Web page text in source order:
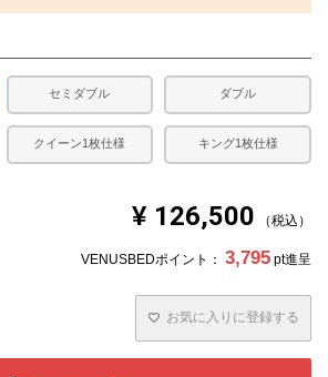
セミダブル ダブル
クイーン1枚仕様 キング1枚仕様
¥ 126,500 税込
VENUSBEDポイント： 3,795 pt進呈
お気に入りに登録する